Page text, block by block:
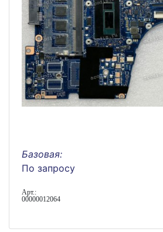
Базовая:
По запросу
Арт.:
00000012064